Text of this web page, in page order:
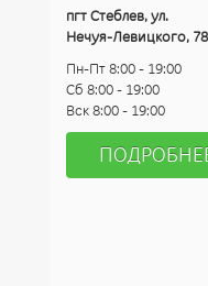
пгт Стеблев, ул.
Нечуя-Левицкого, 78
Пн-Пт 8:00 - 19:00
Сб 8:00 - 19:00
Вск 8:00 - 19:00